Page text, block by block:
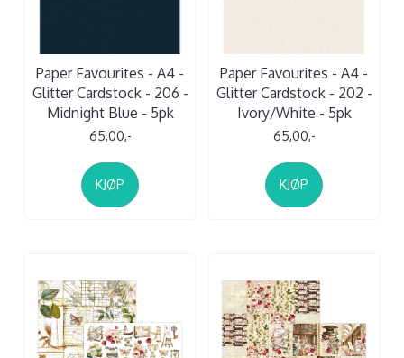
Paper Favourites - A4 -
Glitter Cardstock - 206 -
Midnight Blue - 5pk
65,00,-
KJØP
Paper Favourites - A4 -
Glitter Cardstock - 202 -
Ivory/White - 5pk
65,00,-
KJØP